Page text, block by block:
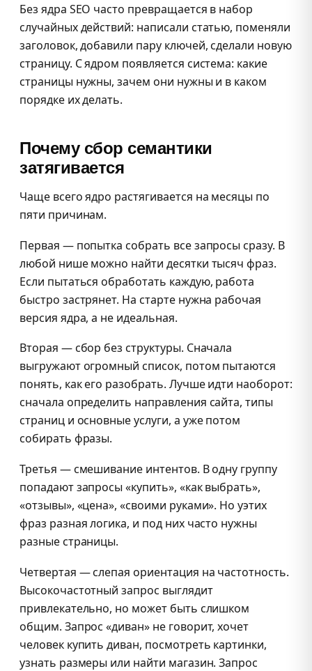
Без ядра SEO часто превращается в набор
случайных действий: написали статью, поменяли
заголовок, добавили пару ключей, сделали новую
страницу. С ядром появляется система: какие
страницы нужны, зачем они нужны и в каком
порядке их делать.
Почему сбор семантики
затягивается
Чаще всего ядро растягивается на месяцы по
пяти причинам.
Первая — попытка собрать все запросы сразу. В
любой нише можно найти десятки тысяч фраз.
Если пытаться обработать каждую, работа
быстро застрянет. На старте нужна рабочая
версия ядра, а не идеальная.
Вторая — сбор без структуры. Сначала
выгружают огромный список, потом пытаются
понять, как его разобрать. Лучше идти наоборот:
сначала определить направления сайта, типы
страниц и основные услуги, а уже потом
собирать фразы.
Третья — смешивание интентов. В одну группу
попадают запросы «купить», «как выбрать»,
«отзывы», «цена», «своими руками». Но уэтих
фраз разная логика, и под них часто нужны
разные страницы.
Четвертая — слепая ориентация на частотность.
Высокочастотный запрос выглядит
привлекательно, но может быть слишком
общим. Запрос «диван» не говорит, хочет
человек купить диван, посмотреть картинки,
узнать размеры или найти магазин. Запрос